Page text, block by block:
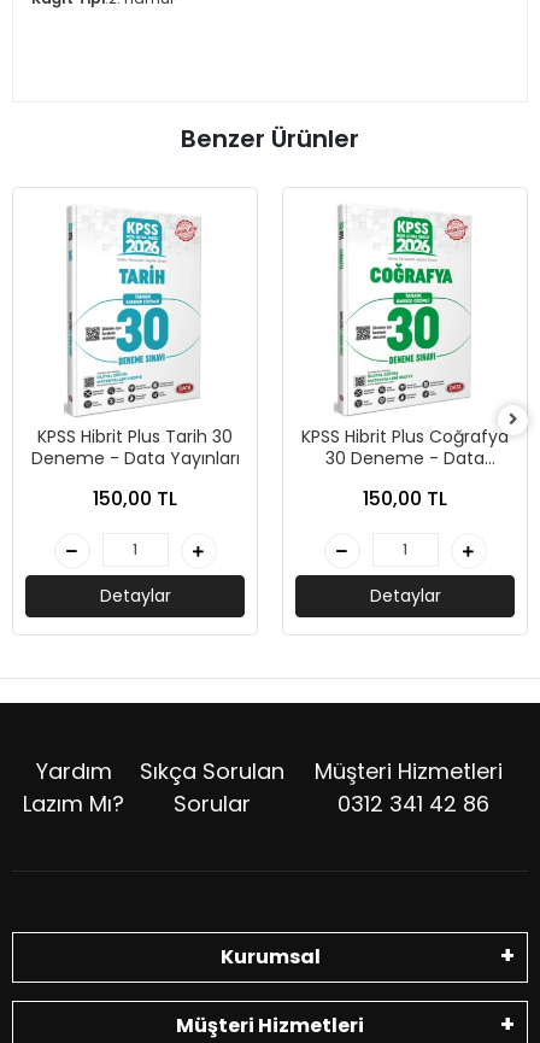
Benzer Ürünler
KPSS Hibrit Plus Tarih 30
Deneme - Data Yayınları
150,00 TL
Detaylar
KPSS Hibrit Plus Coğrafya
30 Deneme - Data
150,00 TL
Detaylar
Yardım
Lazım Mı?
Sıkça Sorulan
Sorular
Müşteri Hizmetleri
0312 341 42 86
Kurumsal
Müşteri Hizmetleri